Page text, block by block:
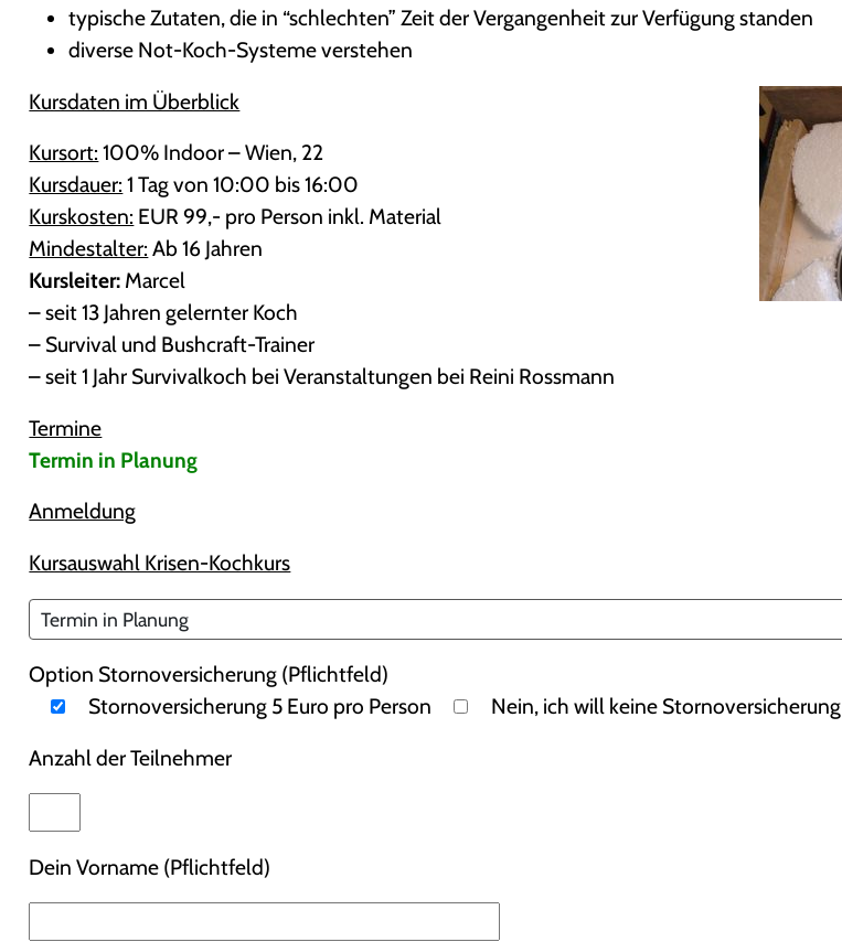
typische Zutaten, die in “schlechten” Zeit der Vergangenheit zur Verfügung standen
diverse Not-Koch-Systeme verstehen
Kursdaten im Überblick
Kursort: 100% Indoor – Wien, 22
Kursdauer: 1 Tag von 10:00 bis 16:00
Kurskosten: EUR 99,- pro Person inkl. Material
Mindestalter: Ab 16 Jahren
Kursleiter: Marcel
– seit 13 Jahren gelernter Koch
– Survival und Bushcraft-Trainer
– seit 1 Jahr Survivalkoch bei Veranstaltungen bei Reini Rossmann
Termine
Termin in Planung
Anmeldung
Kursauswahl Krisen-Kochkurs
Option Stornoversicherung (Pflichtfeld)
Stornoversicherung 5 Euro pro Person
Nein, ich will keine Stornoversicherung
Anzahl der Teilnehmer
Dein Vorname (Pflichtfeld)